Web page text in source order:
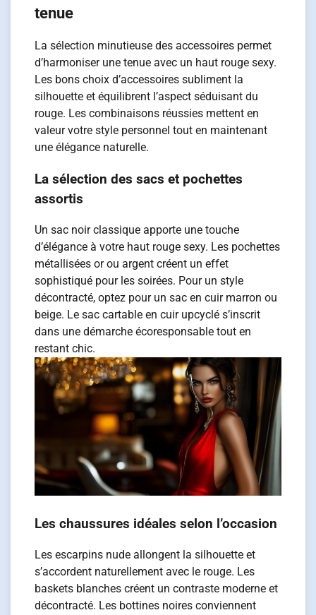
tenue
La sélection minutieuse des accessoires permet
d’harmoniser une tenue avec un haut rouge sexy.
Les bons choix d’accessoires subliment la
silhouette et équilibrent l’aspect séduisant du
rouge. Les combinaisons réussies mettent en
valeur votre style personnel tout en maintenant
une élégance naturelle.
La sélection des sacs et pochettes
assortis
Un sac noir classique apporte une touche
d’élégance à votre haut rouge sexy. Les pochettes
métallisées or ou argent créent un effet
sophistiqué pour les soirées. Pour un style
décontracté, optez pour un sac en cuir marron ou
beige. Le sac cartable en cuir upcyclé s’inscrit
dans une démarche écoresponsable tout en
restant chic.
Les chaussures idéales selon l’occasion
Les escarpins nude allongent la silhouette et
s’accordent naturellement avec le rouge. Les
baskets blanches créent un contraste moderne et
décontracté. Les bottines noires conviennent